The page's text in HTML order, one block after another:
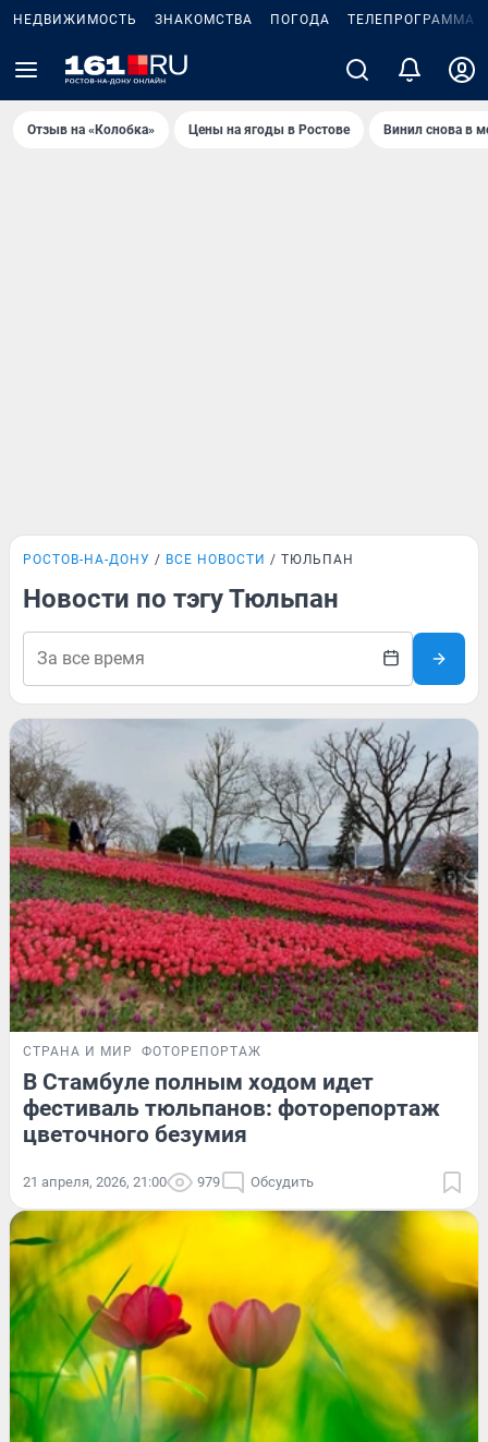
НЕДВИЖИМОСТЬ ЗНАКОМСТВА ПОГОДА ТЕЛЕПРОГРАММА
Отзыв на «Колобка» Цены на ягоды в Ростове Винил снова в
РОСТОВ-НА-ДОНУ ВСЕ НОВОСТИ ТЮЛЬПАН
Новости по тэгу Тюльпан
СТРАНА И МИР ФОТОРЕПОРТАЖ
В Стамбуле полным ходом идет
фестиваль тюльпанов: фоторепортаж
цветочного безумия
21 апреля, 2026, 21:00 979 Обсудить